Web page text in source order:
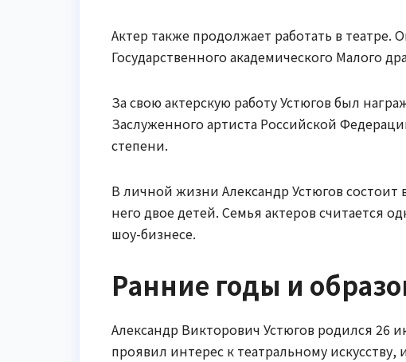
Актер также продолжает работать в
Государственного академического Малого
За свою актерскую работу Устюгов был
Заслуженного артиста Российской
степени.
В личной жизни Александр Устюгов состоит
него двое детей. Семья актеров считается
шоу-бизнесе.
Ранние годы и
Александр Викторович Устюгов родился 26
проявил интерес к театральному